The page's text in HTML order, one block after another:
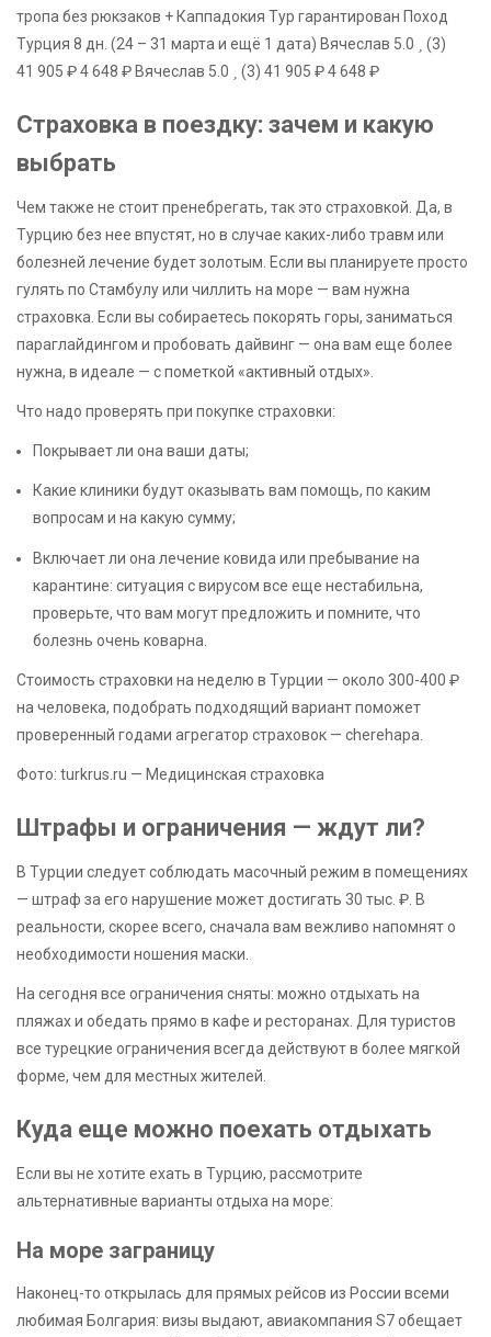
тропа без рюкзаков + Каппадокия Тур гарантирован Поход
Турция 8 дн. (24 – 31 марта и ещё 1 дата) Вячеслав 5.0
(3)
41 905 ₽4 648 ₽ Вячеслав 5.0 (3) 41 905 ₽4 648 ₽
Страховка в поездку: зачем и какую
выбрать
Чем также не стоит пренебрегать, так это страховкой. Да, в
Турцию без нее впустят, но в случае каких-либо травм или
болезней лечение будет золотым. Если вы планируете просто
гулять по Стамбулу или чиллить на море — вам нужна
страховка. Если вы собираетесь покорять горы, заниматься
параглайдингом и пробовать дайвинг — она вам еще более
нужна, в идеале — с пометкой «активный отдых».
Что надо проверять при покупке страховки:
Покрывает ли она ваши даты;
Какие клиники будут оказывать вам помощь, по каким
вопросам и на какую сумму;
Включает ли она лечение ковида или пребывание на
карантине: ситуация с вирусом все еще нестабильна,
проверьте, что вам могут предложить и помните, что
болезнь очень коварна.
Стоимость страховки на неделю в Турции — около 300-400 ₽
на человека, подобрать подходящий вариант поможет
проверенный годами агрегатор страховок — cherehapa.
Фото: turkrus.ru — Медицинская страховка
Штрафы и ограничения — ждут ли?
В Турции следует соблюдать масочный режим в помещениях
— штраф за его нарушение может достигать 30 тыс. ₽. В
реальности, скорее всего, сначала вам вежливо напомнят о
необходимости ношения маски.
На сегодня все ограничения сняты: можно отдыхать на
пляжах и обедать прямо в кафе и ресторанах. Для туристов
все турецкие ограничения всегда действуют в более мягкой
форме, чем для местных жителей.
Куда еще можно поехать отдыхать
Если вы не хотите ехать в Турцию, рассмотрите
альтернативные варианты отдыха на море:
На море заграницу
Наконец-то открылась для прямых рейсов из России всеми
любимая Болгария: визы выдают, авиакомпания S7 обещает